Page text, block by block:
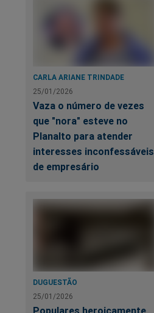
CARLA ARIANE TRINDADE
25/01/2026
Vaza o número de vezes
que "nora" esteve no
Planalto para atender
interesses inconfessáveis
de empresário
DUGUESTÃO
25/01/2026